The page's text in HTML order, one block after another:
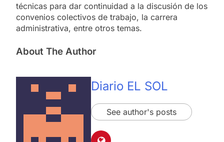
técnicas para dar continuidad a la discusión de los
convenios colectivos de trabajo, la carrera
administrativa, entre otros temas.
About The Author
Diario EL SOL
See author's posts